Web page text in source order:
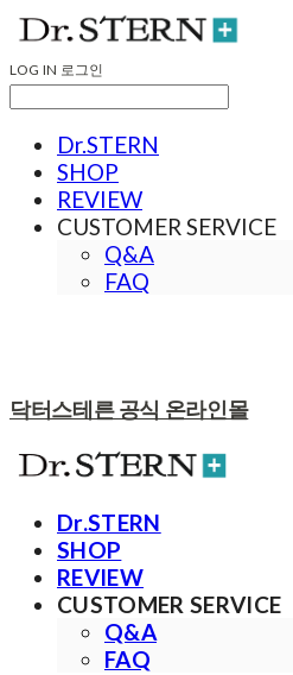
LOG IN 로그인
Dr.STERN
SHOP
REVIEW
CUSTOMER SERVICE
Q&A
FAQ
닥터스테른 공식 온라인몰
Dr.STERN
SHOP
REVIEW
CUSTOMER SERVICE
Q&A
FAQ